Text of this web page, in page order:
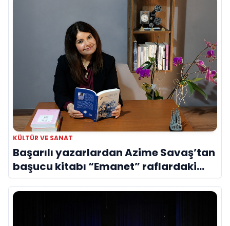
KÜLTÜR VE SANAT
Başarılı yazarlardan Azime Savaş’tan
başucu kitabı “Emanet” raflardaki
yerini aldı